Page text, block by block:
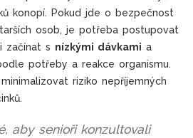
konopí. Pokud jde o bezpečnost
osob, je potřeba postupovat
začínat s nízkými dávkami a
potřeby a reakce organismu.
riziko nepříjemných
aby senioři konzultovali